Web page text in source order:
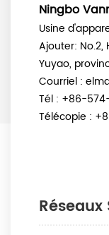
Ningbo
Usine
Ajouter: No.2,
Yuyao,
Courriel :
Tél : +86-
Télécopie :